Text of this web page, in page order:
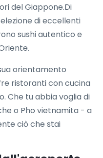
del Giappone.Di
di eccellenti
sushi autentico e
orientamento
ristoranti con cucina
Che tu abbia voglia di
o Pho vietnamita - a
ciò che stai